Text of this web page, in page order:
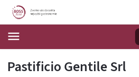
Pastificio Gentile Srl